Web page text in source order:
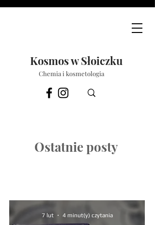
Kosmos w Słoiczku
Chemia i kosmetologia
Ostatnie posty
7 lut 4 minut(y) czytania